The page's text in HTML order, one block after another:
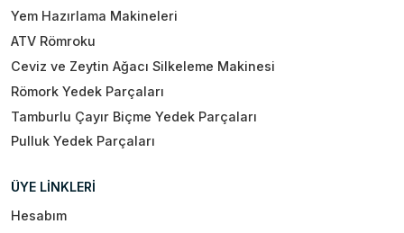
Yem Hazırlama Makineleri
ATV Römroku
Ceviz ve Zeytin Ağacı Silkeleme Makinesi
Römork Yedek Parçaları
Tamburlu Çayır Biçme Yedek Parçaları
Pulluk Yedek Parçaları
ÜYE LİNKLERİ
Hesabım